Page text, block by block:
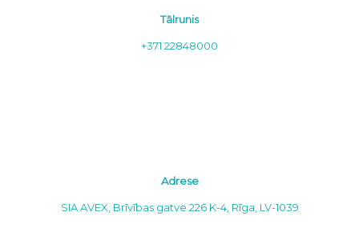
Tālrunis
+371 22848000
Adrese
SIA AVEX, Brīvības gatve 226 K-4, Rīga, LV-1039